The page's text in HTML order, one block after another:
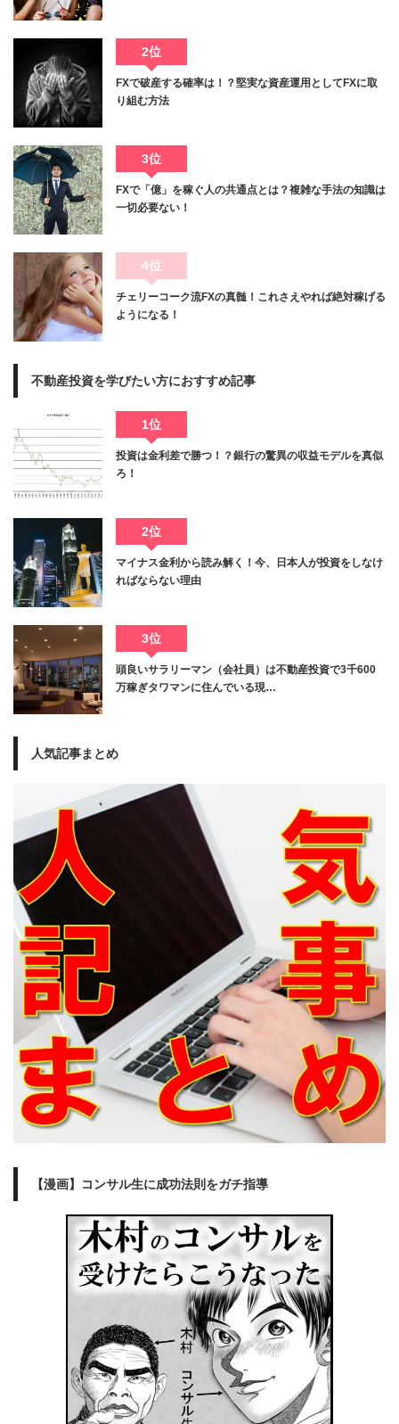
2位
FXで破産する確率は！？堅実な資産運用としてFXに取
り組む方法
3位
FXで「億」を稼ぐ人の共通点とは？複雑な手法の知識は
一切必要ない！
4位
チェリーコーク流FXの真髄！これさえやれば絶対稼げる
ようになる！
不動産投資を学びたい方におすすめ記事
1位
投資は金利差で勝つ！？銀行の驚異の収益モデルを真似
ろ！
2位
マイナス金利から読み解く！今、日本人が投資をしなけ
ればならない理由
3位
頭良いサラリーマン（会社員）は不動産投資で3千600
万稼ぎタワマンに住んでいる現…
人気記事まとめ
【漫画】コンサル生に成功法則をガチ指導